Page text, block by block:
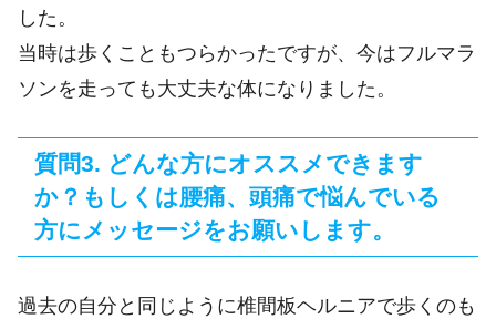
した。
当時は歩くこともつらかったですが、今はフルマラ
ソンを走っても大丈夫な体になりました。
質問3. どんな方にオススメできます
か？もしくは腰痛、頭痛で悩んでいる
方にメッセージをお願いします。
過去の自分と同じように椎間板ヘルニアで歩くのも